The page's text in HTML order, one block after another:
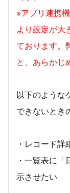
※アプリ連携
より設定が大
ております。
と、あらかじ
以下のような
できないとき
・レコード
・一覧表に
示させたい